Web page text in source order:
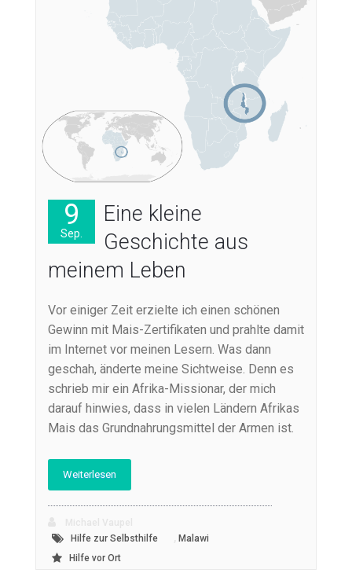
9
Sep.
Eine kleine
Geschichte aus
meinem Leben
Vor einiger Zeit erzielte ich einen schönen
Gewinn mit Mais-Zertifikaten und prahlte damit
im Internet vor meinen Lesern. Was dann
geschah, änderte meine Sichtweise. Denn es
schrieb mir ein Afrika-Missionar, der mich
darauf hinwies, dass in vielen Ländern Afrikas
Mais das Grundnahrungsmittel der Armen ist.
Weiterlesen
Hilfe zur Selbsthilfe
Malawi
Hilfe vor Ort